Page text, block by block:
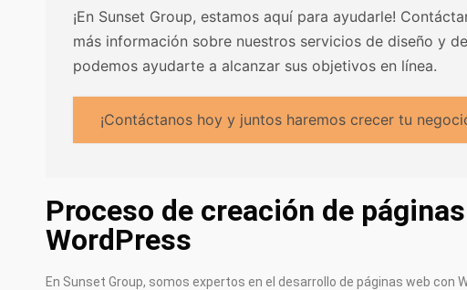
¡En Sunset Group, estamos aquí para ayudarle!
más información sobre nuestros servicios de diseño y
podemos ayudarte a alcanzar sus objetivos en línea.
¡Contáctanos hoy y juntos haremos crecer tu
Proceso de creación de
WordPress
En Sunset Group, somos expertos en el desarrollo de páginas web con